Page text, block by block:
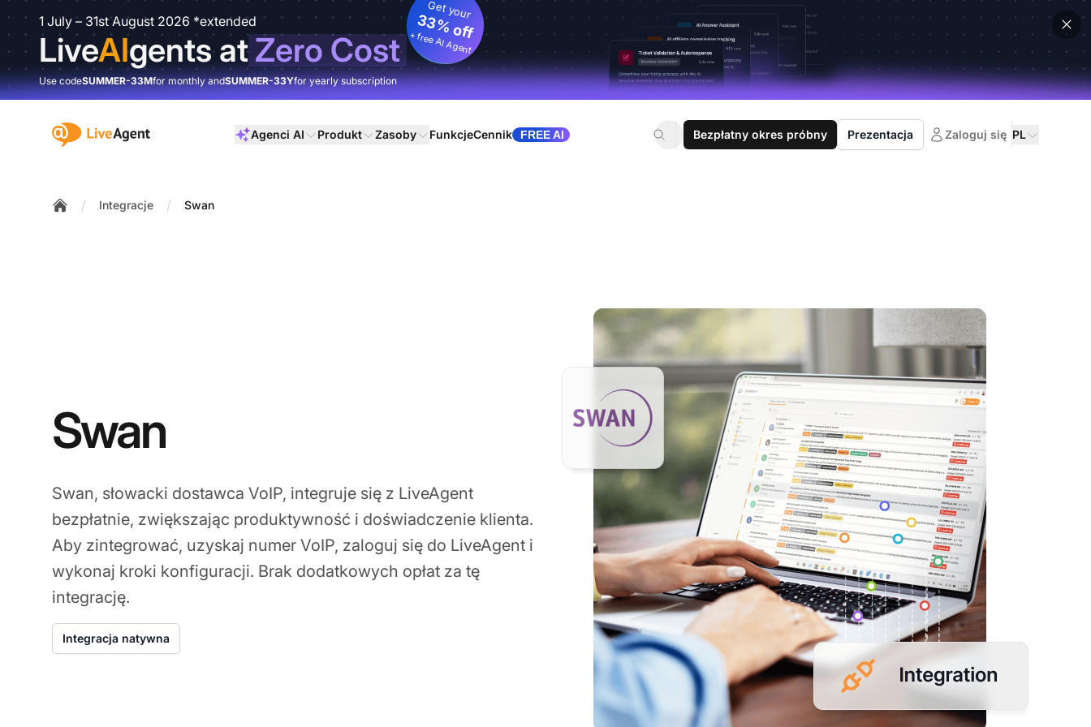
1 July – 31st August 2026 *extended
LiveAIgents atZero Cost
Get your
33% off
+ free AI Agent
Use codeSUMMER-33Mfor monthly andSUMMER-33Yfor yearly subscription
:site.title Agenci AI Produkt Zasoby FunkcjeCennik FREE AI Bezpłatny okres próbny Prezentacja Zaloguj się PL
/ Integracje / Swan
Swan
Swan, słowacki dostawca VoIP, integruje się z LiveAgent
bezpłatnie, zwiększając produktywność i doświadczenie klienta.
Aby zintegrować, uzyskaj numer VoIP, zaloguj się do LiveAgent i
wykonaj kroki konfiguracji. Brak dodatkowych opłat za tę
integrację.
Integracja natywna